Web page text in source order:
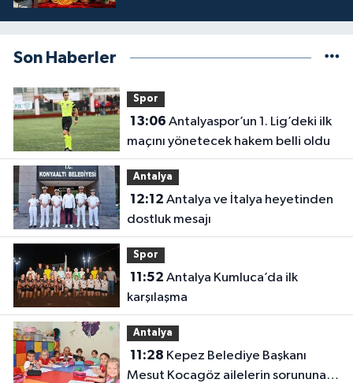
Son Haberler
Spor
13:06
maçını yönetecek hakem belli oldu
Antalya
12:12
dostluk mesajı
Spor
11:52
karşılaşma
Antalya
11:28
Mesut Kocagöz ailelerin sorununa